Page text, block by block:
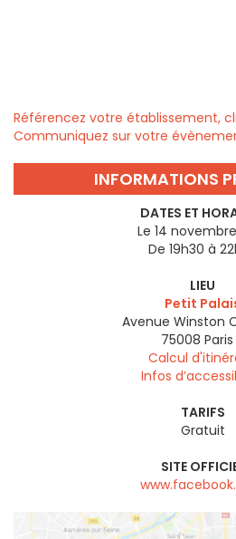
Référencez votre établissement,
Communiquez sur votre
INFORMATIONS
DATES ET
Le 14
De 19h30 à
LIEU
Petit
Avenue Winston
75008
Calcul
Infos
TARIFS
Gratuit
SITE